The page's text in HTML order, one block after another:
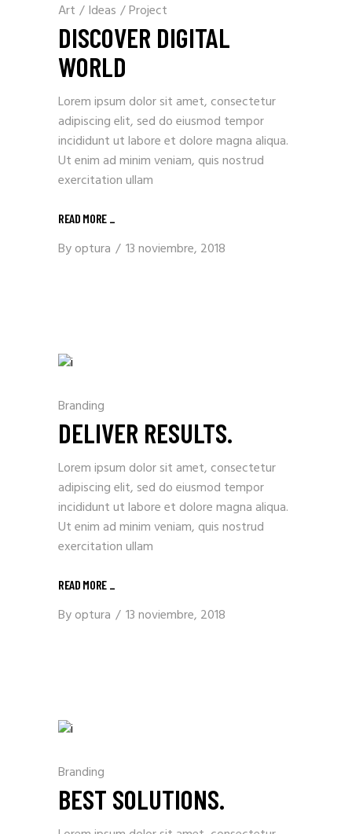
Art / Ideas /Project
DISCOVER DIGITAL
WORLD
Lorem ipsum dolor sit amet, consectetur
adipiscing elit, sed do eiusmod tempor
incididunt ut labore et dolore magna aliqua.
Ut enim ad minim veniam, quis nostrud
exercitation ullam
READ MORE _
Byoptura 13 noviembre, 2018
Branding
DELIVER RESULTS.
Lorem ipsum dolor sit amet, consectetur
adipiscing elit, sed do eiusmod tempor
incididunt ut labore et dolore magna aliqua.
Ut enim ad minim veniam, quis nostrud
exercitation ullam
READ MORE _
Byoptura 13 noviembre, 2018
Branding
BEST SOLUTIONS.